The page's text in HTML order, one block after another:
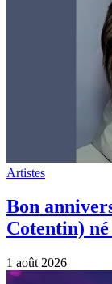
Artistes
Bon
Cotentin)
1 août 2026